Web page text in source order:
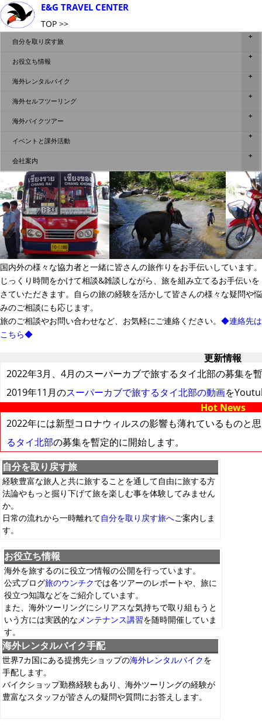
E&G TRAVEL CENTER
TOP
自分を取り戻す旅
お役立ち情報
海外レンタルバイク
海外セルフツーリング
海外バイクツアー
イベントと課外活動
会社案内
国内外の様々な協力者と一緒に皆さんの旅作りをお手伝いしています。
じっくり時間をかけて相談&雑談しながら、旅を組み立てるお手伝いを
さていただきます。自らの旅の経験を活かして皆さんの様々な疑問や悩
みのご相談にも応じます。
旅のご相談やお問い合わせなど、お気軽にご連絡ください。 ◆連絡先は
こちら◆
更新情報
2022年3月、4月のスーパーカブで旅するタイ北部の募集を
2019年11月のスーパーカブで旅するタイ北部の動画を
Hot News
2022年には新型コロナウィルスの影響も薄れているものと
るタイ北部の募集を暫定的に開始します。
自分を取り戻す旅
経験豊富な旅人と共に旅することを通して自由に旅する方
法論やもっと掘り下げて旅を楽しむ事を体験してみません
か。
日常の流れから一時離れて自分を取り戻す旅へご案内しま
す。
お役立ち情報
海外を旅するのに役立つ情報の公開を行っています。
公式ブログ旅のウンチクでは各ツアーのレポートや、旅に
役立つ知識などをご紹介しています。
また、海外ツーリングにシリアスな気持ちで取り組もうと
いう方には実践的なメンテナンス講習を随時開催していま
す。
海外レンタルバイク手配
世界7カ国にある提携先ショップの海外レンタルバイクを
手配します。
バイクショップ勤務経験もあり、海外ツーリングの経験が
豊富なスタッフが皆さんの疑問や質問にお答えします。